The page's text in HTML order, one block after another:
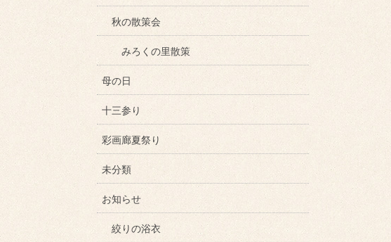
秋の散策会
みろくの里散策
母の日
十三参り
彩画廊夏祭り
未分類
お知らせ
絞りの浴衣